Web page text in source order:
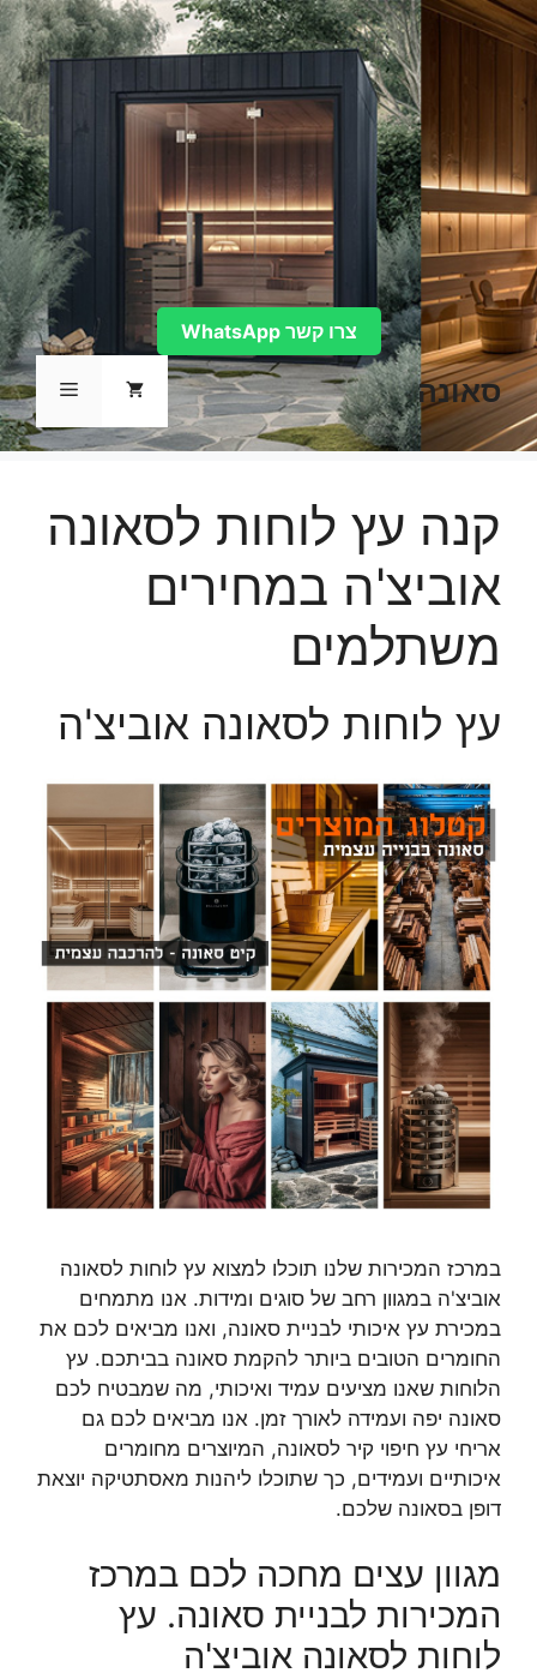
לדלג
לתוכן
סאונה תפריט
צרו קשר WhatsApp
קנה עץ לוחות לסאונה
אוביצ'ה במחירים
משתלמים
עץ לוחות לסאונה אוביצ'ה
במרכז המכירות שלנו תוכלו למצוא עץ לוחות לסאונה
אוביצ'ה במגוון רחב של סוגים ומידות. אנו מתמחים
במכירת עץ איכותי לבניית סאונה, ואנו מביאים לכם את
החומרים הטובים ביותר להקמת סאונה בביתכם. עץ
הלוחות שאנו מציעים עמיד ואיכותי, מה שמבטיח לכם
סאונה יפה ועמידה לאורך זמן. אנו מביאים לכם גם
אריחי עץ חיפוי קיר לסאונה, המיוצרים מחומרים
איכותיים ועמידים, כך שתוכלו ליהנות מאסתטיקה יוצאת
דופן בסאונה שלכם.
מגוון עצים מחכה לכם במרכז
המכירות לבניית סאונה. עץ
לוחות לסאונה אוביצ'ה